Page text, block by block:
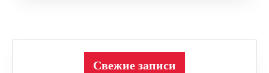
Свежие записи